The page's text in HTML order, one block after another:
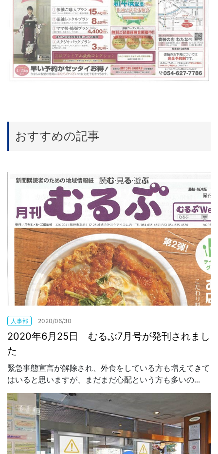
おすすめの記事
人事部 2020/06/30
2020年6月25日 むるぶ7月号が発刊されまし
た
緊急事態宣言が解除され、外食をしている方も増えてきて
はいると思いますが、まだまだ心配という方も多いの...